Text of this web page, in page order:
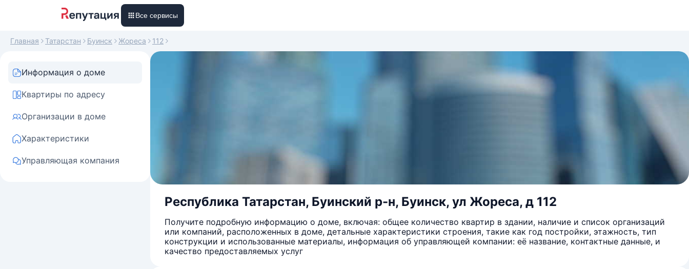
Все сервисы
Главная Татарстан Буинск Жореса 112
Информация о доме
Квартиры по адресу
Организации в доме
Характеристики
Управляющая компания
Республика Татарстан, Буинский р-н, Буинск, ул Жореса, д 112
Получите подробную информацию о доме, включая: общее количество квартир в здании, наличие и список организаций
или компаний, расположенных в доме, детальные характеристики строения, такие как год постройки, этажность, тип
конструкции и использованные материалы, информация об управляющей компании: её название, контактные данные, и
качество предоставляемых услуг